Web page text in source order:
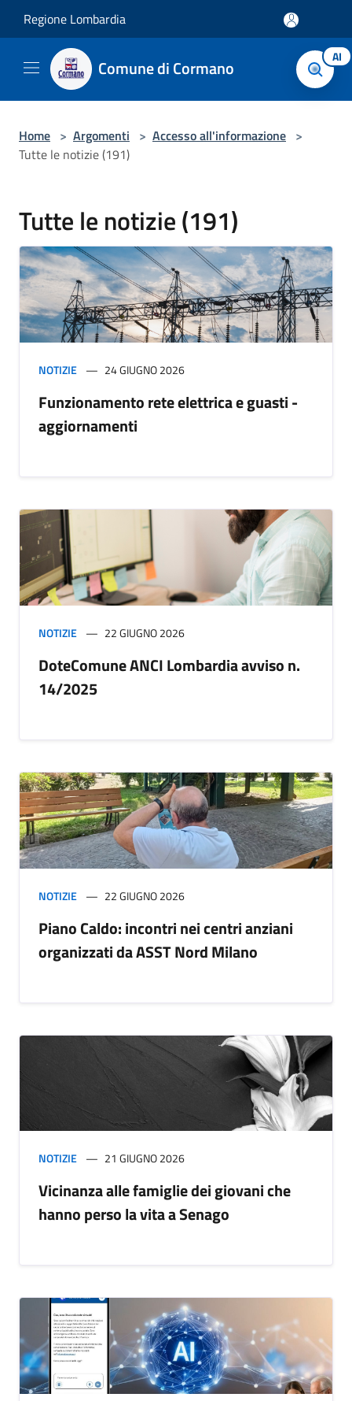
Regione Lombardia
Comune di Cormano AI
Home > Argomenti > Accesso all'informazione >
Tutte le notizie (191)
Tutte le notizie (191)
NOTIZIE 24 GIUGNO 2026
Funzionamento rete elettrica e guasti -
aggiornamenti
NOTIZIE 22 GIUGNO 2026
DoteComune ANCI Lombardia avviso n.
14/2025
NOTIZIE 22 GIUGNO 2026
Piano Caldo: incontri nei centri anziani
organizzati da ASST Nord Milano
NOTIZIE 21 GIUGNO 2026
Vicinanza alle famiglie dei giovani che
hanno perso la vita a Senago